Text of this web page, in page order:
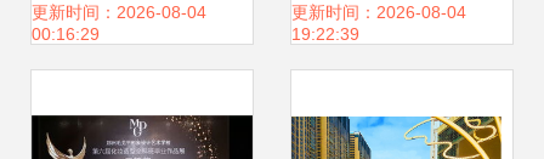
幕 高端婚礼与生活
更新时间：2026-08-04
00:16:29
“舞台艺术造型策
更新时间：2026-08-04
19:22:39